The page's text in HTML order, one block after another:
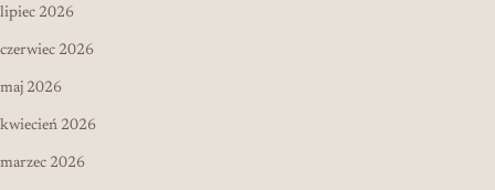
lipiec 2026
czerwiec 2026
maj 2026
kwiecień 2026
marzec 2026